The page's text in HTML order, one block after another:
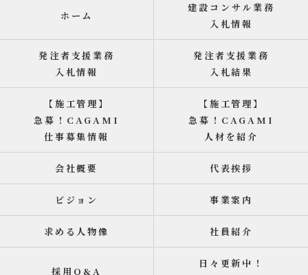
ホーム
建設コンサル業務
入札情報
発注者支援業務
入札情報
発注者支援業務
入札結果
【施工管理】
急募！CAGAMI
仕事募集情報
【施工管理】
急募！CAGAMI
人材を紹介
会社概要 代表挨拶
ビジョン 事業案内
求める人物像 社員紹介
採用Q&A
日々更新中！